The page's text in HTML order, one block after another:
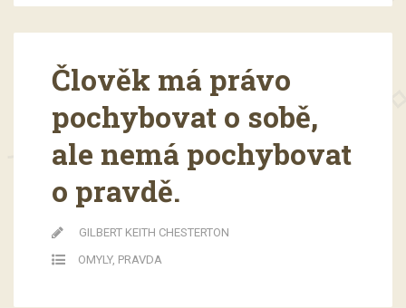
Člověk má právo
pochybovat o sobě,
ale nemá pochybovat
o pravdě.
GILBERT KEITH CHESTERTON
OMYLY, PRAVDA